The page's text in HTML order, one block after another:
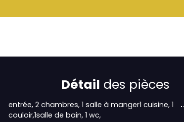
Détail des pièces
entrée, 2 chambres, 1 salle à manger1 cuisine, 1
couloir,1salle de bain, 1 wc,